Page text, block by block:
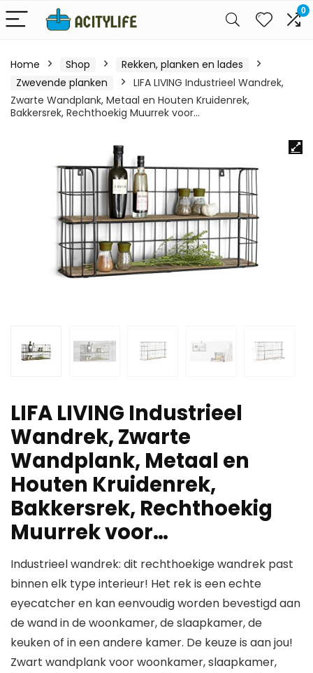
0
Home Shop
Rekken, planken en lades
Zwevende planken
LIFA LIVING Industrieel Wandrek,
Zwarte Wandplank, Metaal en Houten Kruidenrek,
Bakkersrek, Rechthoekig Muurrek voor…
LIFA LIVING Industrieel
Wandrek, Zwarte
Wandplank, Metaal en
Houten Kruidenrek,
Bakkersrek, Rechthoekig
Muurrek voor…
Industrieel wandrek: dit rechthoekige wandrek past
binnen elk type interieur! Het rek is een echte
eyecatcher en kan eenvoudig worden bevestigd aan
de wand in de woonkamer, de slaapkamer, de
keuken of in een andere kamer. De keuze is aan jou!
Zwart wandplank voor woonkamer, slaapkamer,